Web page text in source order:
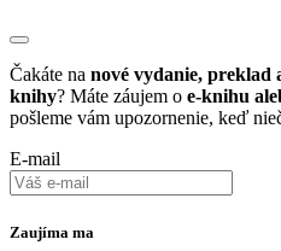
Čakáte na nové vydanie, preklad
knihy? Máte záujem o e-knihu
pošleme vám upozornenie, keď
E-mail
Zaujíma ma